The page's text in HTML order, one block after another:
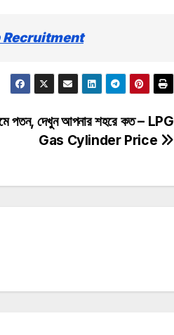
Recruitment
পতন, দেখুন আপনার শহরে কত – LPG
Gas Cylinder Price